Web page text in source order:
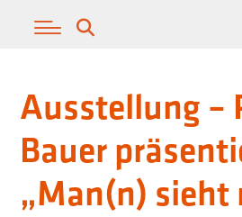
Ausstellung –
Bauer
„Man(n) sieht